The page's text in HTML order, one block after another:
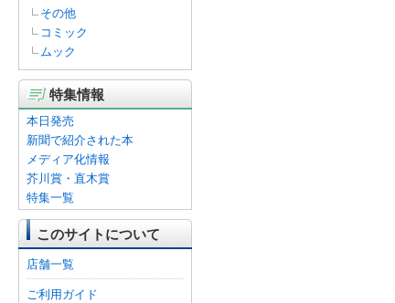
その他
コミック
ムック
特集情報
本日発売
新聞で紹介された本
メディア化情報
芥川賞・直木賞
特集一覧
このサイトについて
店舗一覧
ご利用ガイド